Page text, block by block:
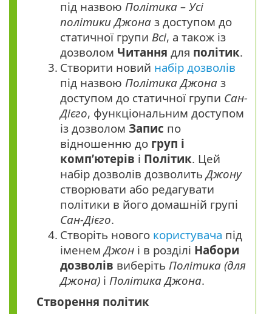
під назвою Політика – Усі
політики Джона з доступом до
статичної групи Всі, а також із
дозволом Читання для політик.
3. Створити новий набір дозволів
під назвою Політика Джона з
доступом до статичної групи Сан-
Дієго, функціональним доступом
із дозволом Запис по
відношенню до груп і
комп’ютерів і Політик. Цей
набір дозволів дозволитьДжону
створювати або редагувати
політики в його домашній групі
Сан-Дієго.
4. Створіть нового користувача під
іменемДжон і в розділі Набори
дозволів виберіть Політика (для
Джона) і Політика Джона.
Створення політик